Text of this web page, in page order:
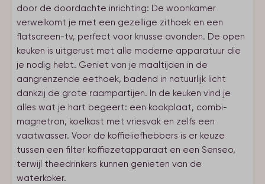
door de doordachte inrichting: De woonkamer
verwelkomt je met een gezellige zithoek en een
flatscreen-tv, perfect voor knusse avonden. De open
keuken is uitgerust met alle moderne apparatuur die
je nodig hebt. Geniet van je maaltijden in de
aangrenzende eethoek, badend in natuurlijk licht
dankzij de grote raampartijen. In de keuken vind je
alles wat je hart begeert: een kookplaat, combi-
magnetron, koelkast met vriesvak en zelfs een
vaatwasser. Voor de koffieliefhebbers is er keuze
tussen een filter koffiezetapparaat en een Senseo,
terwijl theedrinkers kunnen genieten van de
waterkoker.